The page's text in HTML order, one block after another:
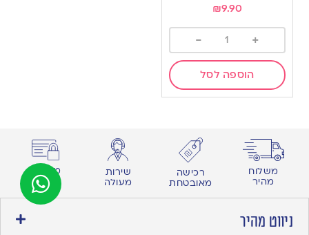
₪9.90
+
-
הוספה לסל
משלוח
מהיר
רכישה
מאובטחת
שירות
מעולה
מחירים
נוחים
ניווט מהיר